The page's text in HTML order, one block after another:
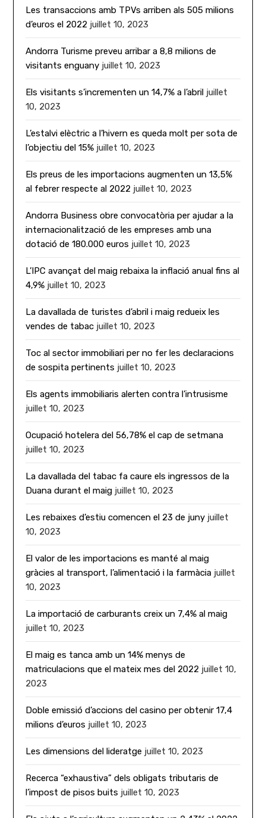
Les transaccions amb TPVs arriben als 505 milions
d’euros el 2022 juillet 10, 2023
Andorra Turisme preveu arribar a 8,8 milions de
visitants enguany juillet 10, 2023
Els visitants s’incrementen un 14,7% a l’abril juillet
10, 2023
L’estalvi elèctric a l’hivern es queda molt per sota de
l’objectiu del 15% juillet 10, 2023
Els preus de les importacions augmenten un 13,5%
al febrer respecte al 2022 juillet 10, 2023
Andorra Business obre convocatòria per ajudar a la
internacionalització de les empreses amb una
dotació de 180.000 euros juillet 10, 2023
L’IPC avançat del maig rebaixa la inflació anual fins al
4,9% juillet 10, 2023
La davallada de turistes d’abril i maig redueix les
vendes de tabac juillet 10, 2023
Toc al sector immobiliari per no fer les declaracions
de sospita pertinents juillet 10, 2023
Els agents immobiliaris alerten contra l’intrusisme
juillet 10, 2023
Ocupació hotelera del 56,78% el cap de setmana
juillet 10, 2023
La davallada del tabac fa caure els ingressos de la
Duana durant el maig juillet 10, 2023
Les rebaixes d’estiu comencen el 23 de juny juillet
10, 2023
El valor de les importacions es manté al maig
gràcies al transport, l’alimentació i la farmàcia juillet
10, 2023
La importació de carburants creix un 7,4% al maig
juillet 10, 2023
El maig es tanca amb un 14% menys de
matriculacions que el mateix mes del 2022 juillet 10,
2023
Doble emissió d’accions del casino per obtenir 17,4
milions d’euros juillet 10, 2023
Les dimensions del lideratge juillet 10, 2023
Recerca “exhaustiva” dels obligats tributaris de
l’impost de pisos buits juillet 10, 2023